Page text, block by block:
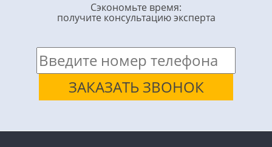
Сэкономьте время:
получите консультацию эксперта